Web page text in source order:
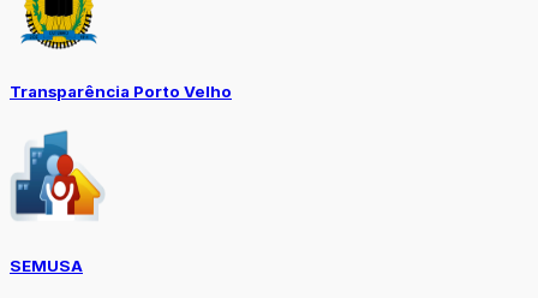
Transparência Porto Velho
SEMUSA